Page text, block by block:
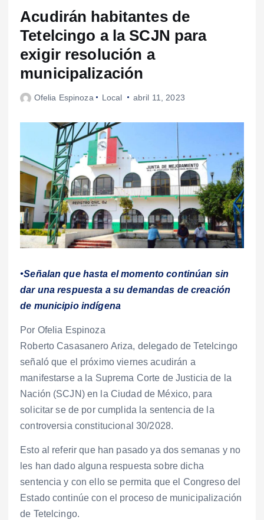
Acudirán habitantes de
Tetelcingo a la SCJN para
exigir resolución a
municipalización
Ofelia Espinoza Local abril 11, 2023
•Señalan que hasta el momento continúan sin
dar una respuesta a su demandas de creación
de municipio indígena
Por Ofelia Espinoza
Roberto Casasanero Ariza, delegado de Tetelcingo
señaló que el próximo viernes acudirán a
manifestarse a la Suprema Corte de Justicia de la
Nación (SCJN) en la Ciudad de México, para
solicitar se de por cumplida la sentencia de la
controversia constitucional 30/2028.
Esto al referir que han pasado ya dos semanas y no
les han dado alguna respuesta sobre dicha
sentencia y con ello se permita que el Congreso del
Estado continúe con el proceso de municipalización
de Tetelcingo.